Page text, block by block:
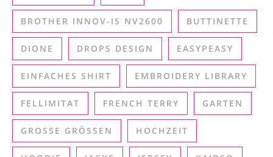
BROTHER INNOV-IS NV2600 BUTTINETTE
DIONE DROPS DESIGN EASYPEASY
EINFACHES SHIRT EMBROIDERY LIBRARY
FELLIMITAT FRENCH TERRY GARTEN
GROSSE GRÖSSEN HOCHZEIT